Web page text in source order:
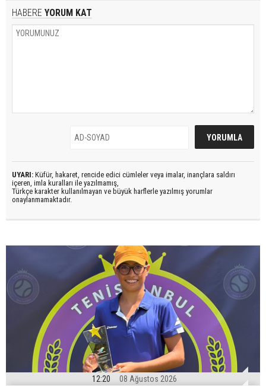
HABERE YORUM KAT
UYARI: Küfür, hakaret, rencide edici cümleler veya imalar, inançlara saldırı
içeren, imla kuralları ile yazılmamış,
Türkçe karakter kullanılmayan ve büyük harflerle yazılmış yorumlar
onaylanmamaktadır.
12:20 08 Ağustos 2026